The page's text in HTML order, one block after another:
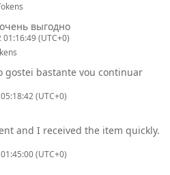
выгодно
(UTC+0)
gostei bastante vou continuar
(UTC+0)
and I received the item quickly.
(UTC+0)